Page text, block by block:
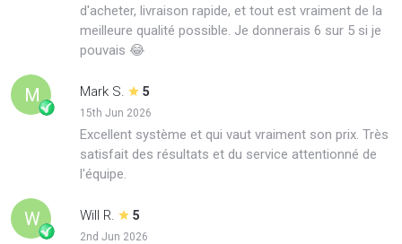
d'acheter, livraison rapide, et tout est vraiment de la
meilleure qualité possible. Je donnerais 6 sur 5 si je
pouvais 😂
M Mark S. 5
15th Jun 2026
Excellent système et qui vaut vraiment son prix. Très
satisfait des résultats et du service attentionné de
l'équipe.
W Will R. 5
2nd Jun 2026